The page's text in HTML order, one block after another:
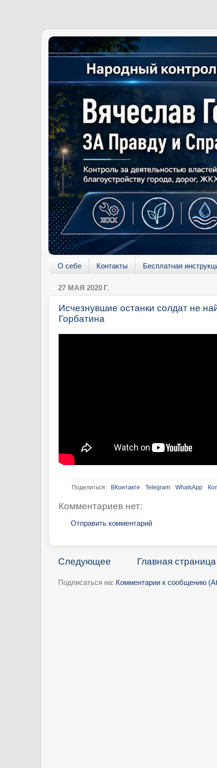
О себе Контакты Бесплатная
27 МАЯ 2020 Г.
Исчезнувшие останки солдат не
Горбатина
Поделиться: ВКонтакте Telegram WhatsApp
Комментариев нет:
Отправить комментарий
Следующее Главная страница
Подписаться на: Комментарии к сообщению